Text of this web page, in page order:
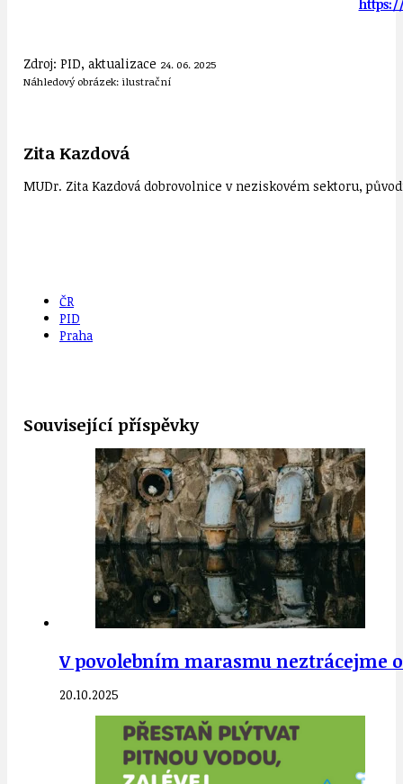
Zdroj: PID, aktualizace 24. 06. 2025
Náhledový obrázek: ilustrační
Zita Kazdová
MUDr. Zita Kazdová dobrovolnice v neziskovém sektoru,
ČR
PID
Praha
Související příspěvky
V povolebním marasmu neztrácejme
20.10.2025